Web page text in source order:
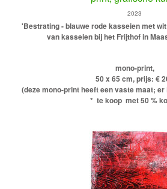
2023
'Bestrating - blauwe rode kasseien met
van kasseien bij het Frijthof in
mono-print,
50 x 65 cm, prijs: €
(deze mono-print heeft een vaste maat;
* te koop met 50 %